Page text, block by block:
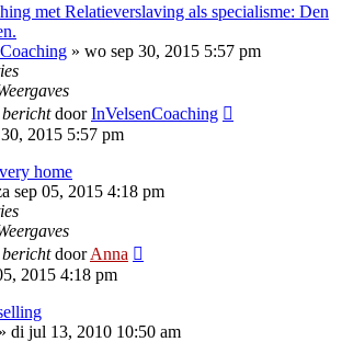
met Relatieverslaving als specialisme: Den
» wo sep 30, 2015 5:57 pm
berichtdoorInVelsenCoaching
2015 5:57 pm
home
sep 05, 2015 4:18 pm
berichtdoorAnna
2015 4:18 pm
» di jul 13, 2010 10:50 am